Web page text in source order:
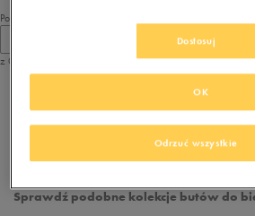
Pokaż
z 0
Sprawdź podobne kolekcje butów do
Dostosuj
Odrzuć wszystkie
OK